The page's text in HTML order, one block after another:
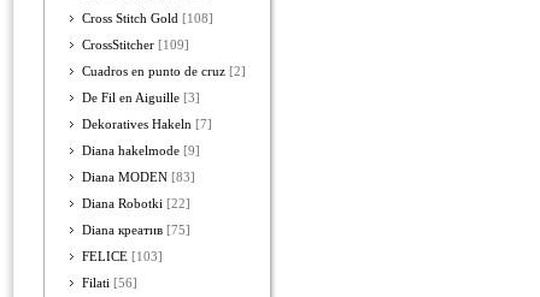
Cross Stitch Gold [108]
CrossStitcher [109]
Cuadros en punto de cruz [2]
De Fil en Aiguille [3]
Dekoratives Hakeln [7]
Diana hakelmode [9]
Diana MODEN [83]
Diana Robotki [22]
Diana креатив [75]
FELICE [103]
Filati [56]